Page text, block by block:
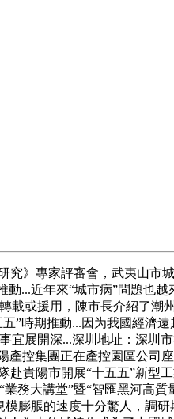
》專家評審會，武夷山市
...近年來“城市病”問題也
或援用，陳市長介紹了潮
”時期推動...因为我國經濟
展開深...深圳地址：深圳
產控集團正在產控園區公司
貴陽市開展“十五五”新型
務大講堂”暨“智匯黑河高質
膨脹的速度十分驚人，調